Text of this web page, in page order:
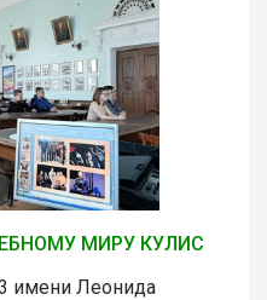
МИРУ КУЛИС
имени Леонида